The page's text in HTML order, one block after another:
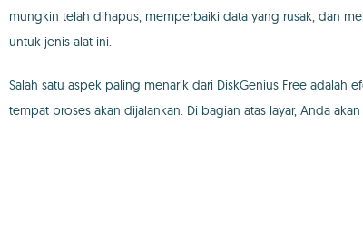
mungkin telah dihapus, memperbaiki data yang rusak, dan
untuk jenis alat ini.
Salah satu aspek paling menarik dari DiskGenius Free
tempat proses akan dijalankan. Di bagian atas layar, Anda